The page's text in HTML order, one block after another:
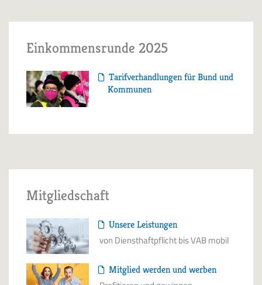
Einkommensrunde 2025
Tarifverhandlungen für Bund und
Kommunen
Mitgliedschaft
Unsere Leistungen
von Diensthaftpflicht bis VAB mobil
Mitglied werden und werben